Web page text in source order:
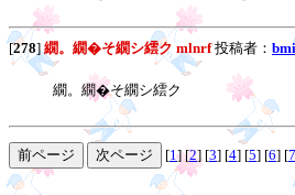
[278]繝。繝�そ繝シ繧ク mlnrf投稿者：
繝。繝�そ繝シ繧ク
[1] [2] [3] [4] [5] [6] [7